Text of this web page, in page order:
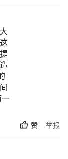
赞 举报